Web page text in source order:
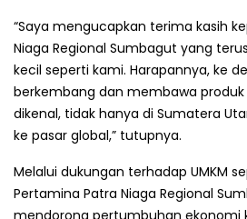
“Saya mengucapkan terima kasih
Niaga Regional Sumbagut yang
kecil seperti kami. Harapannya, ke
berkembang dan membawa produk
dikenal, tidak hanya di Sumatera
ke pasar global,” tutupnya.
Melalui dukungan terhadap UMKM
Pertamina Patra Niaga Regional
mendorong pertumbuhan ekonomi